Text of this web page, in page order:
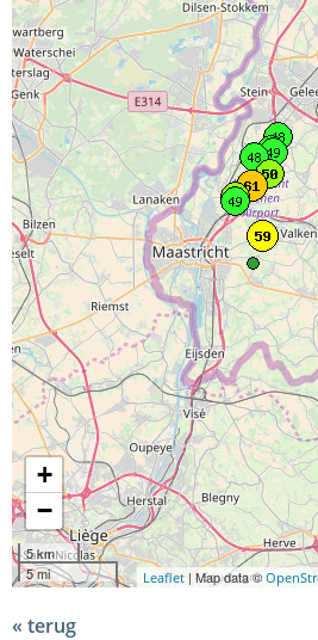
+
−
5 km
5 mi
Leaflet| Map data ©
terug